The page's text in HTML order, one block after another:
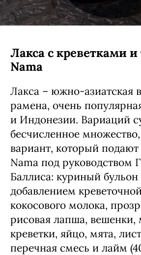
Лакса с креветками
Nama
Лакса – южно-азиатская
рамена, очень
и Индонезии. Вариаций
бесчисленное
вариант, который подают
Nama под руководством
Баллиса: куриный бульон
добавлением
кокосового молока,
рисовая лапша, вешенки,
креветки, яйцо, мята,
перечная смесь и лайм